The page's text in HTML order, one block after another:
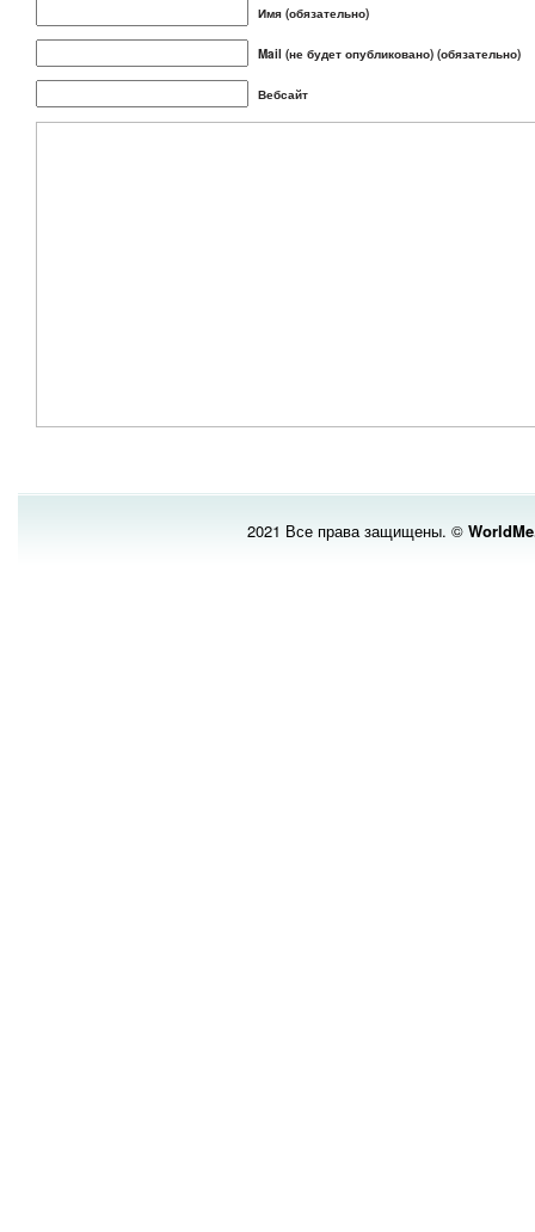
Имя (обязательно)
Mail (не будет опубликовано) (обязательно)
Вебсайт
2021 Все права защищены. ©